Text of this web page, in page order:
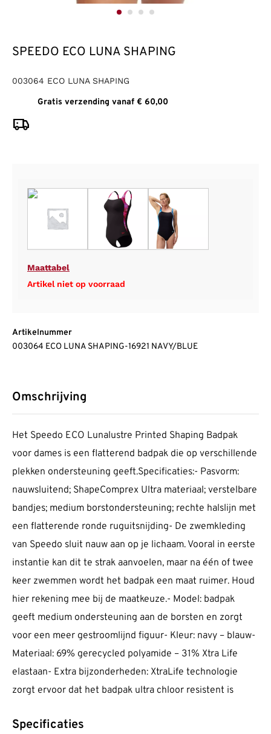
SPEEDO ECO LUNA SHAPING
003064 ECO LUNA SHAPING
Gratis verzending vanaf € 60,00
Maattabel
Artikel niet op voorraad
Artikelnummer
003064 ECO LUNA SHAPING-16921 NAVY/BLUE
Omschrijving
Het Speedo ECO Lunalustre Printed Shaping Badpak
voor dames is een flatterend badpak die op verschillende
plekken ondersteuning geeft.Specificaties:- Pasvorm:
nauwsluitend; ShapeComprex Ultra materiaal; verstelbare
bandjes; medium borstondersteuning; rechte halslijn met
een flatterende ronde ruguitsnijding- De zwemkleding
van Speedo sluit nauw aan op je lichaam. Vooral in eerste
instantie kan dit te strak aanvoelen, maar na één of twee
keer zwemmen wordt het badpak een maat ruimer. Houd
hier rekening mee bij de maatkeuze.- Model: badpak
geeft medium ondersteuning aan de borsten en zorgt
voor een meer gestroomlijnd figuur- Kleur: navy – blauw-
Materiaal: 69% gerecycled polyamide – 31% Xtra Life
elastaan- Extra bijzonderheden: XtraLife technologie
zorgt ervoor dat het badpak ultra chloor resistent is
Specificaties